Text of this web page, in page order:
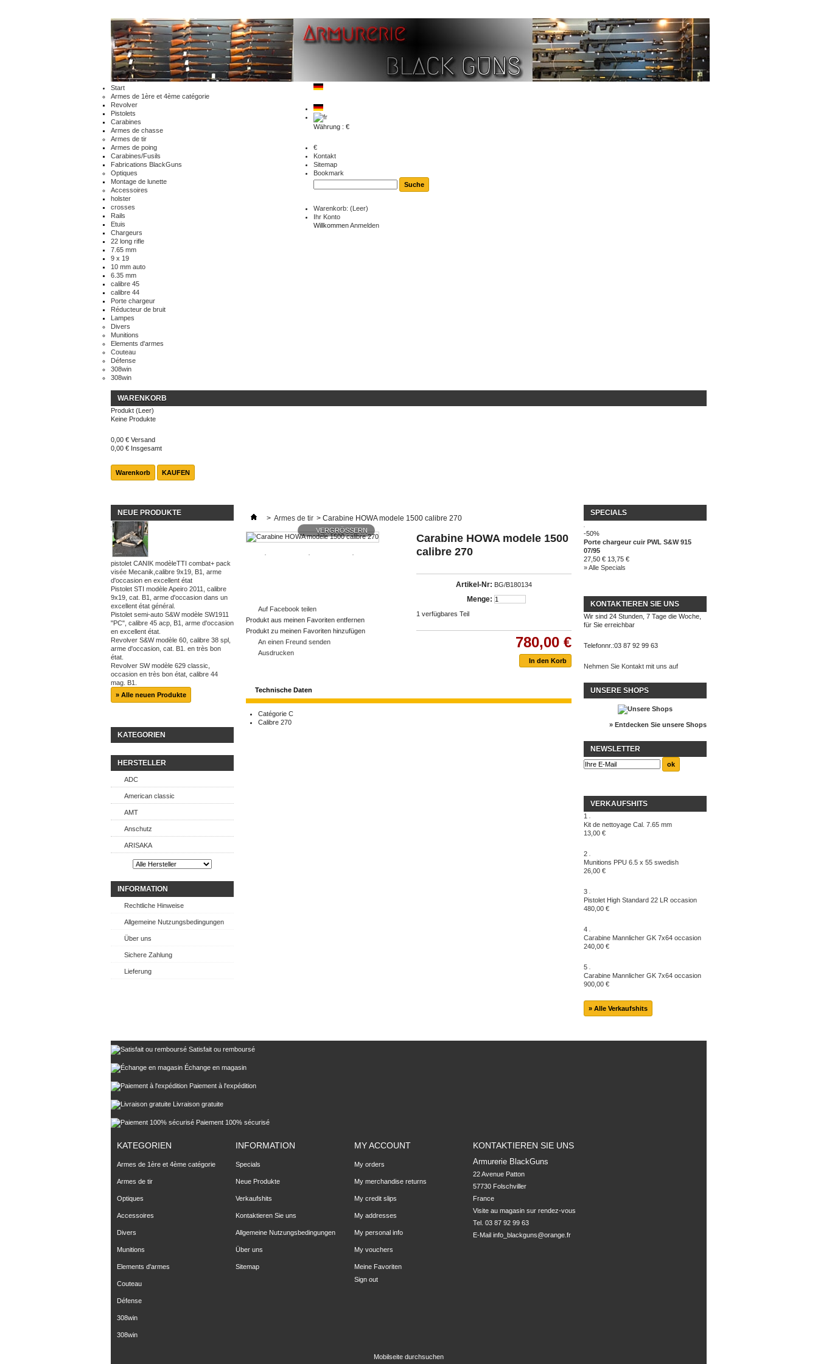
Währung : €
€
Kontakt
Sitemap
Bookmark
Warenkorb: (Leer)
Ihr Konto
WillkommenAnmelden
Start
Armes de 1ère et 4ème catégorie
Revolver
Pistolets
Carabines
Armes de chasse
Armes de tir
Armes de poing
Carabines/Fusils
Fabrications BlackGuns
Optiques
Montage de lunette
Accessoires
holster
crosses
Rails
Etuis
Chargeurs
22 long rifle
7.65 mm
9 x 19
10 mm auto
6.35 mm
calibre 45
calibre 44
Porte chargeur
Réducteur de bruit
Lampes
Divers
Munitions
Elements d'armes
Couteau
Défense
308win
308win
WARENKORB
Produkt (Leer)
Keine Produkte
0,00 € Versand
0,00 € Insgesamt
Warenkorb KAUFEN
NEUE PRODUKTE
pistolet CANIK modèleTTI combat+ pack
visée Mecanik,calibre 9x19, B1, arme
d'occasion en excellent état
Pistolet STI modèle Apeiro 2011, calibre
9x19, cat. B1, arme d'occasion dans un
excellent état général.
Pistolet semi-auto S&W modèle SW1911
"PC", calibre 45 acp, B1, arme d'occasion
en excellent état.
Revolver S&W modèle 60, calibre 38 spl,
arme d'occasion, cat. B1. en très bon
état.
Revolver SW modèle 629 classic,
occasion en très bon état, calibre 44
mag. B1.
» Alle neuen Produkte
KATEGORIEN
HERSTELLER
ADC
American classic
AMT
Anschutz
ARISAKA
INFORMATION
Rechtliche Hinweise
Allgemeine Nutzungsbedingungen
Über uns
Sichere Zahlung
Lieferung
> Armes de tir > Carabine HOWA modele 1500 calibre 270
VERGRÖSSERN
Auf Facebook teilen
Produkt aus meinen Favoriten entfernen
Produkt zu meinen Favoriten hinzufügen
An einen Freund senden
Ausdrucken
Carabine HOWA modele 1500
calibre 270
Artikel-Nr: BG/B180134
Menge:
1 verfügbares Teil
780,00 €
Technische Daten
Catégorie C
Calibre 270
SPECIALS
-50%
Porte chargeur cuir PWL S&W 915
07/95
27,50 € 13,75 €
» Alle Specials
KONTAKTIEREN SIE UNS
Wir sind 24 Stunden, 7 Tage die Woche,
für Sie erreichbar
Telefonnr.:03 87 92 99 63
Nehmen Sie Kontakt mit uns auf
UNSERE SHOPS
» Entdecken Sie unsere Shops
NEWSLETTER
VERKAUFSHITS
1
Kit de nettoyage Cal. 7.65 mm
13,00 €
2
Munitions PPU 6.5 x 55 swedish
26,00 €
3
Pistolet High Standard 22 LR occasion
480,00 €
4
Carabine Mannlicher GK 7x64 occasion
240,00 €
5
Carabine Mannlicher GK 7x64 occasion
900,00 €
» Alle Verkaufshits
Satisfait ou remboursé
Échange en magasin
Paiement à l'expédition
Livraison gratuite
Paiement 100% sécurisé
KATEGORIEN
Armes de 1ère et 4ème catégorie
Armes de tir
Optiques
Accessoires
Divers
Munitions
Elements d'armes
Couteau
Défense
308win
308win
INFORMATION
Specials
Neue Produkte
Verkaufshits
Kontaktieren Sie uns
Allgemeine Nutzungsbedingungen
Über uns
Sitemap
MY ACCOUNT
My orders
My merchandise returns
My credit slips
My addresses
My personal info
My vouchers
Meine Favoriten
Sign out
KONTAKTIEREN SIE UNS
Armurerie BlackGuns
22 Avenue Patton
57730 Folschviller
France
Visite au magasin sur rendez-vous
Tel. 03 87 92 99 63
E-Mail info_blackguns@orange.fr
Mobilseite durchsuchen